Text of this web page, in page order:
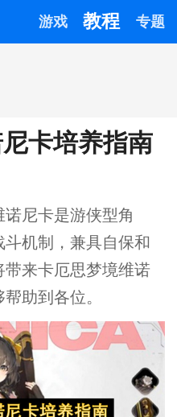
游戏 教程 专题
卡培养指南
诺尼卡是游侠型角
机制，兼具自保和
来卡厄思梦境维诺
助到各位。